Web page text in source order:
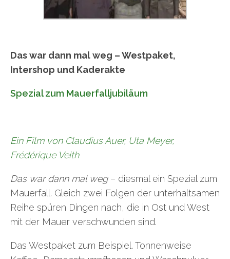
Das war dann mal weg – Westpaket,
Intershop und Kaderakte
Spezial zum Mauerfalljubiläum
Ein Film von Claudius Auer, Uta Meyer,
Frédérique Veith
Das war dann mal weg– diesmal ein Spezial zum
Mauerfall. Gleich zwei Folgen der unterhaltsamen
Reihe spüren Dingen nach, die in Ost und West
mit der Mauer verschwunden sind.
Das Westpaket zum Beispiel. Tonnenweise